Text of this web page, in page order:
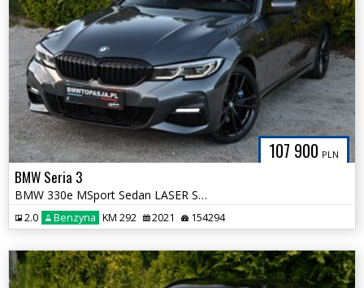
107 900 PLN
BMW Seria 3
BMW 330e MSport Sedan LASER Skóra Aktywny Tempomat Bezwypadkowa Śliczn
2.0 Benzyna KM 292 2021 154294